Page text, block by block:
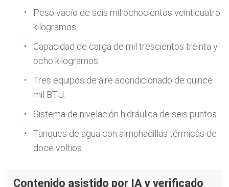
Peso vacío de seis mil ochocientos veinticuatro
kilogramos.
Capacidad de carga de mil trescientos treinta y
ocho kilogramos.
Tres equipos de aire acondicionado de quince
mil BTU.
Sistema de nivelación hidráulica de seis puntos.
Tanques de agua con almohadillas térmicas de
doce voltios.
Contenido asistido por IA y verificado